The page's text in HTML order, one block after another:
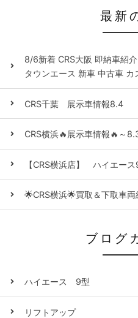
最新
8/6新着 CRS大阪 即納車紹
タウンエース 新車 中古車 カ
CRS千葉 展示車情報8.4
CRS横浜🔥展示車情報🔥～
【CRS横浜店】 ハイエー
🌟CRS横浜🌟買取＆下取車両
ブログ
ハイエース 9型
リフトアップ